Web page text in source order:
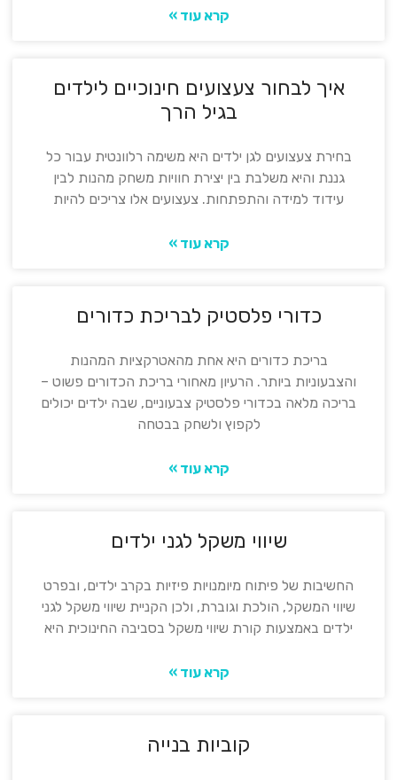
קרא עוד »
איך לבחור צעצועים חינוכיים לילדים
בגיל הרך
בחירת צעצועים לגן ילדים היא משימה רלוונטית עבור כל
גננת והיא משלבת בין יצירת חוויות משחק מהנות לבין
עידוד למידה והתפתחות. צעצועים אלו צריכים להיות
קרא עוד »
כדורי פלסטיק לבריכת כדורים
בריכת כדורים היא אחת מהאטרקציות המהנות
והצבעוניות ביותר. הרעיון מאחורי בריכת הכדורים פשוט –
בריכה מלאה בכדורי פלסטיק צבעוניים, שבה ילדים יכולים
לקפוץ ולשחק בבטחה
קרא עוד »
שיווי משקל לגני ילדים
החשיבות של פיתוח מיומנויות פיזיות בקרב ילדים, ובפרט
שיווי המשקל, הולכת וגוברת, ולכן הקניית שיווי משקל לגני
ילדים באמצעות קורת שיווי משקל בסביבה החינוכית היא
קרא עוד »
קוביות בנייה